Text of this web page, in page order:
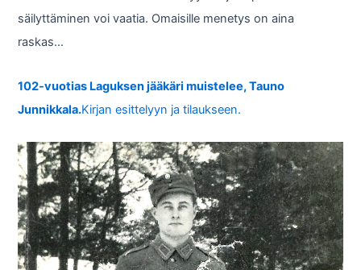
säilyttäminen voi vaatia. Omaisille menetys on aina
raskas…
102-vuotias Laguksen jääkäri muistelee, Tauno
Junnikkala.Kirjan esittelyyn ja tilaukseen.